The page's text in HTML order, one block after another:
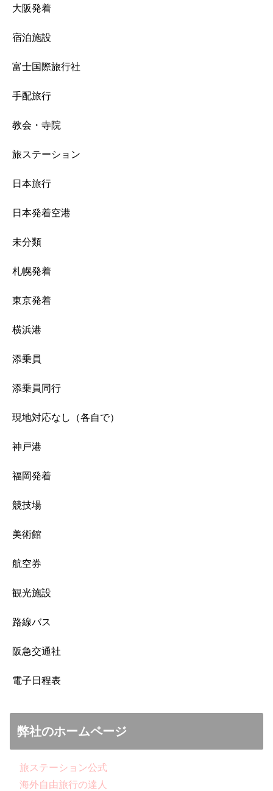
大阪発着
宿泊施設
富士国際旅行社
手配旅行
教会・寺院
旅ステーション
日本旅行
日本発着空港
未分類
札幌発着
東京発着
横浜港
添乗員
添乗員同行
現地対応なし（各自で）
神戸港
福岡発着
競技場
美術館
航空券
観光施設
路線バス
阪急交通社
電子日程表
弊社のホームページ
旅ステーション公式
海外自由旅行の達人